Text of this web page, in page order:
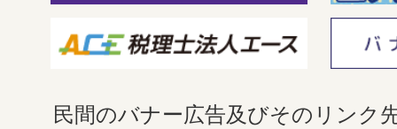
民間のバナー広告及びそのリンク